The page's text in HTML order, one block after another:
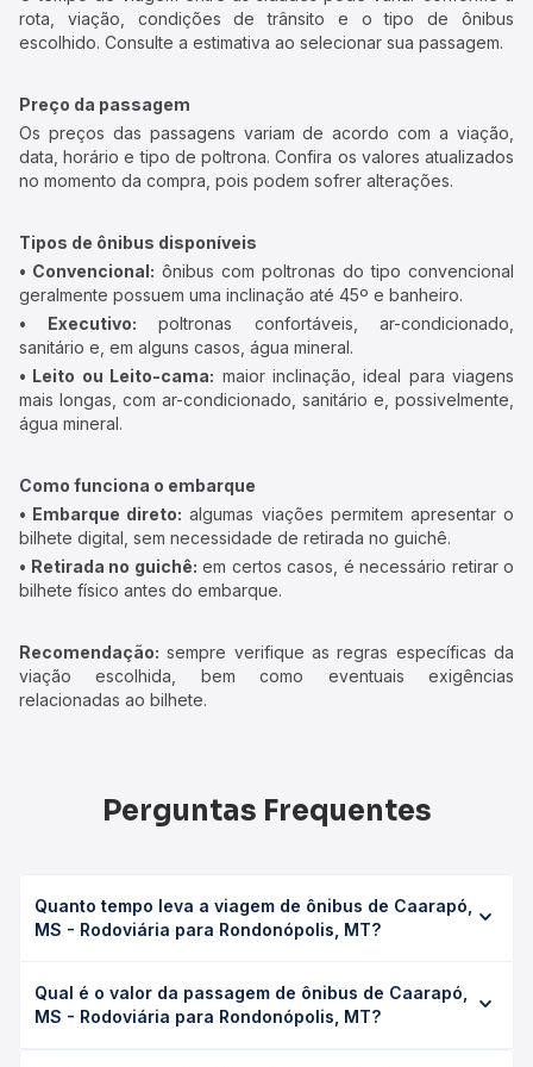
rota, viação, condições de trânsito e o tipo de ônibus
escolhido. Consulte a estimativa ao selecionar sua passagem.
Preço da passagem
Os preços das passagens variam de acordo com a viação,
data, horário e tipo de poltrona. Confira os valores atualizados
no momento da compra, pois podem sofrer alterações.
Tipos de ônibus disponíveis
• Convencional: ônibus com poltronas do tipo convencional
geralmente possuem uma inclinação até 45º e banheiro.
• Executivo: poltronas confortáveis, ar-condicionado,
sanitário e, em alguns casos, água mineral.
• Leito ou Leito-cama: maior inclinação, ideal para viagens
mais longas, com ar-condicionado, sanitário e, possivelmente,
água mineral.
Como funciona o embarque
• Embarque direto: algumas viações permitem apresentar o
bilhete digital, sem necessidade de retirada no guichê.
• Retirada no guichê: em certos casos, é necessário retirar o
bilhete físico antes do embarque.
Recomendação: sempre verifique as regras específicas da
viação escolhida, bem como eventuais exigências
relacionadas ao bilhete.
Perguntas Frequentes
Quanto tempo leva a viagem de ônibus de Caarapó,
MS - Rodoviária para Rondonópolis, MT?
Rondonópolis, MT leva em média 16h, podendo variar
conforme a viação, o tipo de serviço (convencional,
Qual é o valor da passagem de ônibus de Caarapó,
MS - Rodoviária para Rondonópolis, MT?